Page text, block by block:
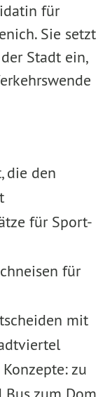
für
Sie setzt
Stadt ein,
die den
für Sport-
für
mit
zu